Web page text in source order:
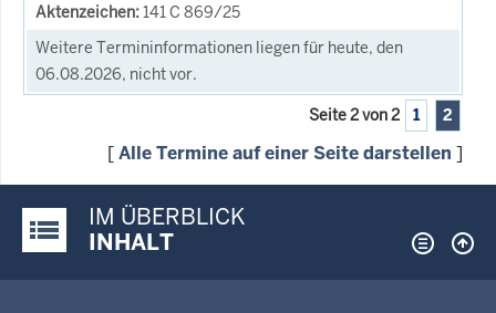
141 C 869/25
Weitere Termininformationen liegen für heute, den
06.08.2026, nicht vor.
Seite 2 von 2 1 2
[Alle Termine auf einer Seite darstellen ]
Justiz-Portal im Überblick:
IM ÜBERBLICK
INHALT